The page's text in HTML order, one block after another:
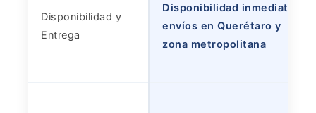
Disponibilidad y
Entrega
Disponibilidad inmediata y
envíos en Querétaro y
zona metropolitana